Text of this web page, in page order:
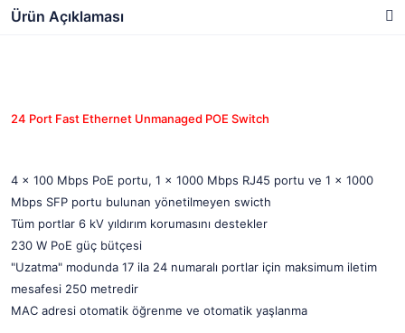
Ürün Açıklaması
24 Port Fast Ethernet Unmanaged POE Switch
4 x 100 Mbps PoE portu, 1 x 1000 Mbps RJ45 portu ve 1 x 1000
Mbps SFP portu bulunan yönetilmeyen swicth
Tüm portlar 6 kV yıldırım korumasını destekler
230 W PoE güç bütçesi
"Uzatma" modunda 17 ila 24 numaralı portlar için maksimum iletim
mesafesi 250 metredir
MAC adresi otomatik öğrenme ve otomatik yaşlanma